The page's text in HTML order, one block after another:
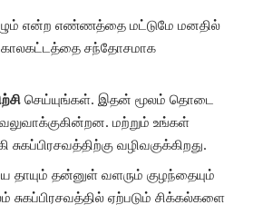
என்ற எண்ணத்தை மட்டுமே மனதில்
சந்தோசமாக
செய்யுங்கள். இதன் மூலம் தொடை
மற்றும் உங்கள்
சுகப்பிரசவத்திற்கு வழிவகுக்கிறது.
தாயும் தன்னுள் வளரும் குழந்தையும்
ஏற்படும் சிக்கல்களை